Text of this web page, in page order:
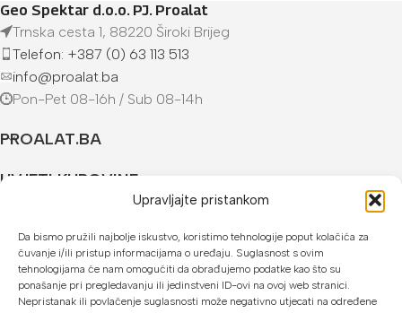
Upravljajte pristankom
Da bismo pružili najbolje iskustvo, koristimo tehnologije poput kolačića za
čuvanje i/ili pristup informacijama o uređaju. Suglasnost s ovim
tehnologijama će nam omogućiti da obrađujemo podatke kao što su
ponašanje pri pregledavanju ili jedinstveni ID-ovi na ovoj web stranici.
Nepristanak ili povlačenje suglasnosti može negativno utjecati na određene
Geo Spektar d.o.o. PJ. Proalat
Trnska cesta 1, 88220 Široki Brijeg
Telefon: +387 (0) 63 113 513
info@proalat.ba
Pon-Pet 08-16h / Sub 08-14h
PROALAT.BA
UVJETI KUPOVINE
U našoj web trgovini možete platiti:
Kreditnim karticama jednokratno ili do 24 rate